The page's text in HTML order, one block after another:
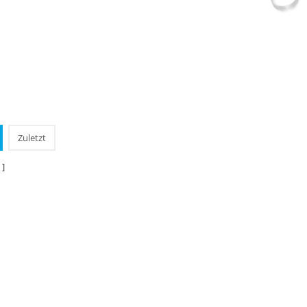
Zuletzt
]